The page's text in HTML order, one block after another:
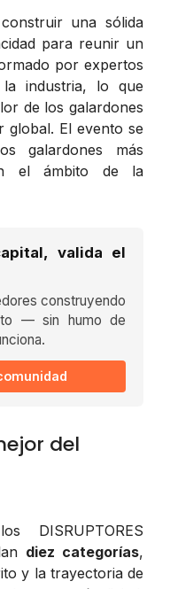
una sólida
para reunir un
por expertos
industria, lo que
de los galardones
global. El evento se
galardones más
el ámbito de la
valida el
construyendo
— sin humo de
del
DISRUPTORES
diez categorías,
y la trayectoria de